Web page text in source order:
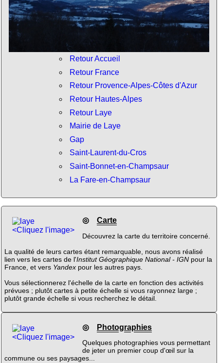
Retour Accueil
Retour France
Retour Provence-Alpes-Côtes d'Azur
Retour Hautes-Alpes
Retour Laye
Mairie de Laye
Gap
Saint-Laurent-du-Cros
Saint-Bonnet-en-Champsaur
La Fare-en-Champsaur
<Cliquez l'image>
◎ Carte
Découvrez la carte du territoire concerné.
La qualité de leurs cartes étant remarquable, nous avons réalisé
lien vers les cartes de l'Institut Géographique National - IGNpour la
France, et vers Yandexpour les autres pays.
Vous sélectionnerez l'échelle de la carte en fonction des activités
prévues ; plutôt cartes à petite échelle si vous rayonnez large ;
plutôt grande échelle si vous recherchez le détail.
<Cliquez l'image>
◎ Photographies
Quelques photographies vous permettant
de jeter un premier coup d'œil sur la
commune ou ses paysages...